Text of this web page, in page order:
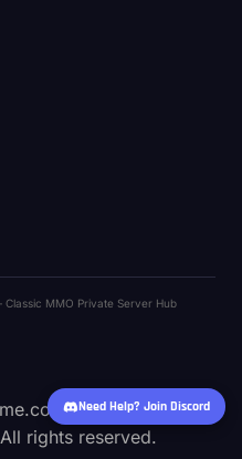
MMO Private Server Hub
Need Help? Join Discord
— Classic MMO
rights reserved.